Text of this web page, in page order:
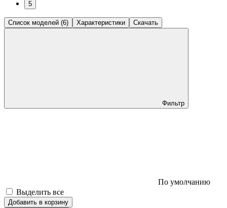
5
Список моделей (6) Характеристики Скачать
Фильтр
По умолчанию
Выделить все
Добавить в корзину